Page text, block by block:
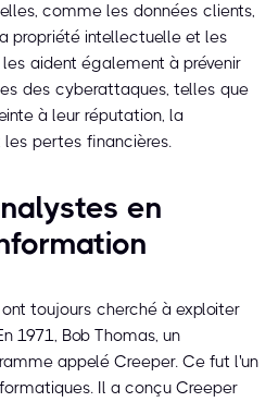
comme les données clients,
propriété intellectuelle et les
aident également à prévenir
des cyberattaques, telles que
à leur réputation, la
pertes financières.
en
toujours cherché à exploiter
1971, Bob Thomas, un
appelé Creeper. Ce fut l'un
Il a conçu Creeper